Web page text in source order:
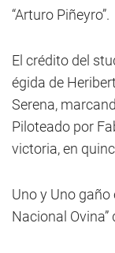
“Arturo Piñeyro”.
El crédito del
égida de
Serena,
Piloteado por
victoria, en
Uno y Uno gaño
Nacional